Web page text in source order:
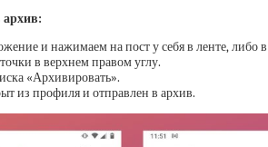
архив:
и нажимаем на пост у себя в ленте, либо
в верхнем правом углу.
«Архивировать».
из профиля и отправлен в архив.